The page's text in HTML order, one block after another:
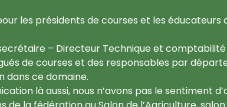
les présidents de courses et les éducateurs
– Directeur Technique et comptabilité
de courses et des responsables par
dans ce domaine.
là aussi, nous n’avons pas le sentiment